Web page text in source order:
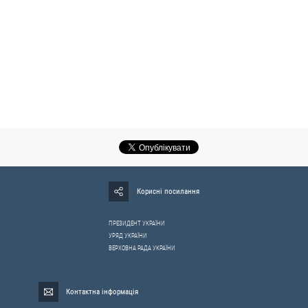
Корисні посилання
ПРЕЗИДЕНТ УКРАЇНИ
УРЯД УКРАЇНИ
ВЕРХОВНА РАДА УКРАЇНИ
Контактна інформація